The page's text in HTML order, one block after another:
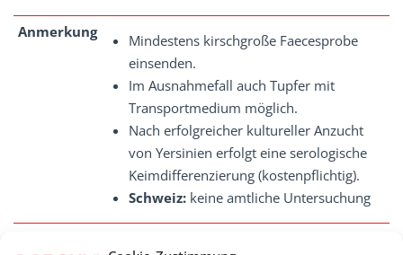
Anmerkung
Mindestens kirschgroße Faecesprobe
einsenden.
Im Ausnahmefall auch Tupfer mit
Transportmedium möglich.
Nach erfolgreicher kultureller Anzucht
von Yersinien erfolgt eine serologische
Keimdifferenzierung (kostenpflichtig).
Schweiz: keine amtliche Untersuchung